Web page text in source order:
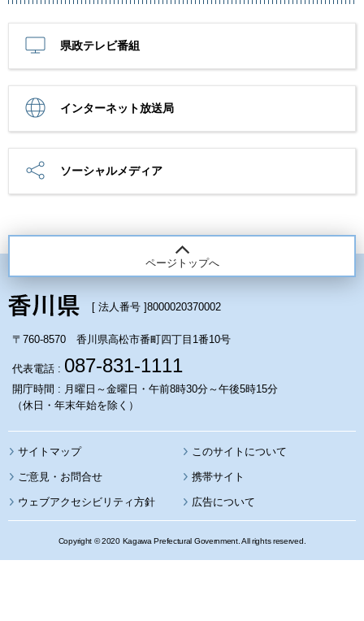
県政テレビ番組
インターネット放送局
ソーシャルメディア
ページトップへ
[ 法人番号 ]8000020370002
〒760-8570 香川県高松市番町四丁目1番10号
代表電話 : 087-831-1111
開庁時間 : 月曜日～金曜日・午前8時30分～午後5時15分
（休日・年末年始を除く）
サイトマップ このサイトについて
携帯サイト
ウェブアクセシビリティ方針 広告について
Copyright © 2020 Kagawa Prefectural Government. All rights reserved.